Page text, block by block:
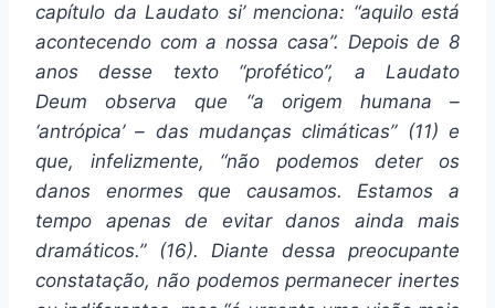
capítulo da Laudato si’ menciona: “aquilo está
acontecendo com a nossa casa”. Depois de 8
anos desse texto “profético”, a Laudato
Deum observa que “a origem humana –
‘antrópica’ – das mudanças climáticas” (11) e
que, infelizmente, “não podemos deter os
danos enormes que causamos. Estamos a
tempo apenas de evitar danos ainda mais
dramáticos.” (16). Diante dessa preocupante
constatação, não podemos permanecer inertes